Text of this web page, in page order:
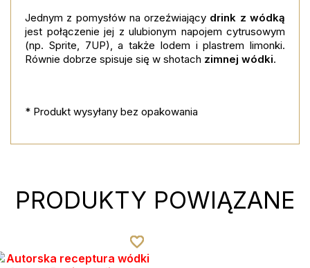
Jednym z pomysłów na orzeźwiający drink z wódką
jest połączenie jej z ulubionym napojem cytrusowym
(np. Sprite, 7UP), a także lodem i plastrem limonki.
Równie dobrze spisuje się w shotach zimnej wódki.
* Produkt wysyłany bez opakowania
PRODUKTY POWIĄZANE
favorite_border
favorite_border
favorite_border
favorite_border